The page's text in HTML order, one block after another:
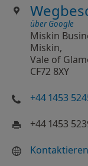
über Google
Miskin
Miskin,
Vale of
CF72 8XY
+44 1453
+44 1453